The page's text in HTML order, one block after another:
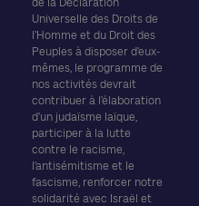
Universelle des Droits de
l’Homme et du Droit des
Peuples à disposer d’eux-
mêmes, le programme de
nos activités devrait
contribuer à l’élaboration
d’un judaïsme laïque,
participer à la lutte
contre le racisme,
l’antisémitisme et le
fascisme, renforcer notre
solidarité avec Israël et